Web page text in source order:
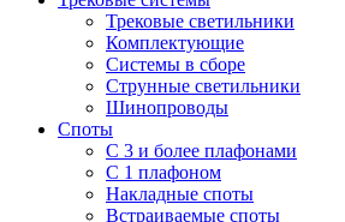
Трековые светильники
Комплектующие
Системы в сборе
Струнные светильники
Шинопроводы
Споты
С 3 и более плафонами
С 1 плафоном
Накладные споты
Встраиваемые споты